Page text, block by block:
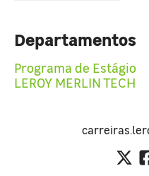
Departamentos
Programa de Estágio
LEROY MERLIN TECH